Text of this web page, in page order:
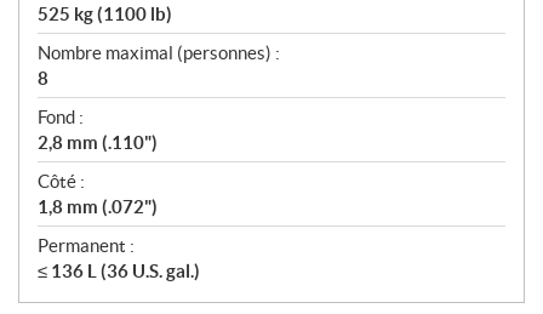
525 kg (1100 lb)
Nombre maximal (personnes) :
8
Fond :
2,8 mm (.110")
Côté :
1,8 mm (.072")
Permanent :
≤ 136 L (36 U.S. gal.)